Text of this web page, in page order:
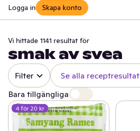
Logga in Skapa konto
Vi hittade 1141 resultat för
smak av svea
Filter
Se alla receptresultat
Bara tillgängliga
4 för 20 kr